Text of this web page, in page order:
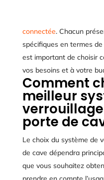
connectée. Chacun
spécifiques en termes
est important de choisir
vos besoins et à votre
Comment
meilleur
porte de
Le choix du système de
de cave dépendra
que vous souhaitez